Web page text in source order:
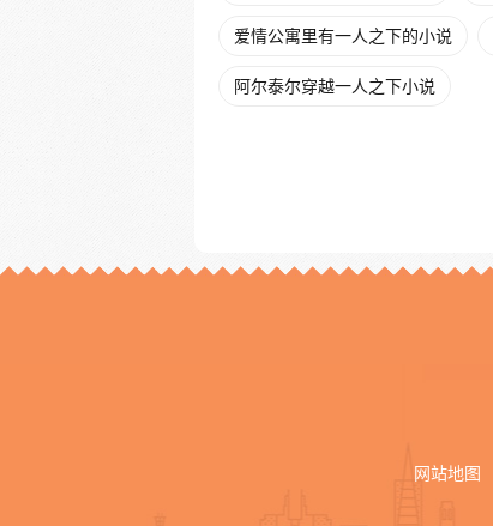
爱情公寓里有一人之下的小说
阿尔泰尔穿越一人之下小说
网站地图